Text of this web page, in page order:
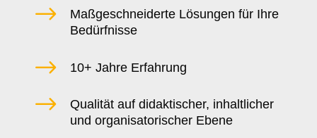
$
Maßgeschneiderte Lösungen für Ihre
Bedürfnisse
$ 10+ Jahre Erfahrung
$
Qualität auf didaktischer, inhaltlicher
und organisatorischer Ebene